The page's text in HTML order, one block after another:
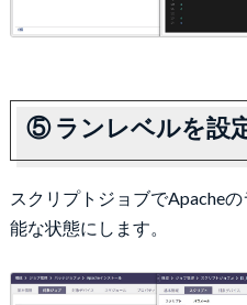
⑤ ランレベルを設
スクリプトジョブでApache
能な状態にします。